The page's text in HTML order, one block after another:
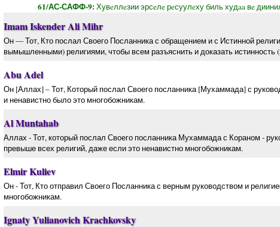
61/АС-САФФ-9:Хувeллeзии эрсeлe рeсуулeху биль худaa вe
Imam Iskender Ali Mihr
Он — Тот, Кто послал Своего Посланника с обращением и с Истинной
вымышленными) религиями, чтобы всем разъяснить и доказать
Abu Adel
Он [Аллах] – Тот, Который послал Своего посланника [Мухаммада] с
и ненавистно было это многобожникам.
Al Muntahab
Аллах - Тот, который послал Своего посланника Мухаммада с Кораном -
превыше всех религий, даже если это ненавистно многобожникам.
Elmir Kuliev
Он - Тот, Кто отправил Своего Посланника с верным руководством и
многобожникам.
Ignaty Yulianovich Krachkovsky